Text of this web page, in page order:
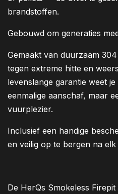
brandstoffen.
Gebouwd om generaties
Gemaakt van duurzaam
tegen extreme hitte en
levenslange garantie weet
eenmalige aanschaf, maar
vuurplezier.
Inclusief een handige
en veilig op te bergen na elk
De HerQs Smokeless